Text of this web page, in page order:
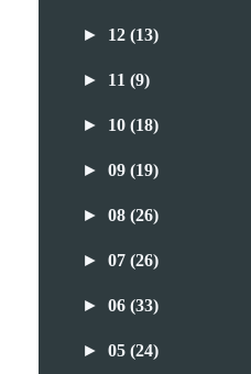
► 12(13)
► 11(9)
► 10(18)
►09(19)
►08(26)
►07(26)
►06(33)
►05(24)